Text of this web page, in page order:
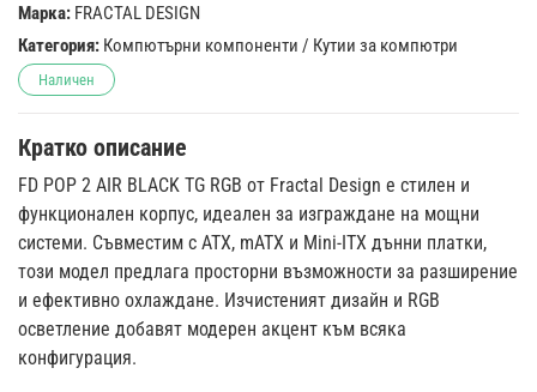
Марка: FRACTAL DESIGN
Категория: Компютърни компоненти / Кутии за компютри
Наличен
Кратко описание
FD POP 2 AIR BLACK TG RGB от Fractal Design е стилен и
функционален корпус, идеален за изграждане на мощни
системи. Съвместим с ATX, mATX и Mini-ITX дънни платки,
този модел предлага просторни възможности за разширение
и ефективно охлаждане. Изчистеният дизайн и RGB
осветление добавят модерен акцент към всяка
конфигурация.